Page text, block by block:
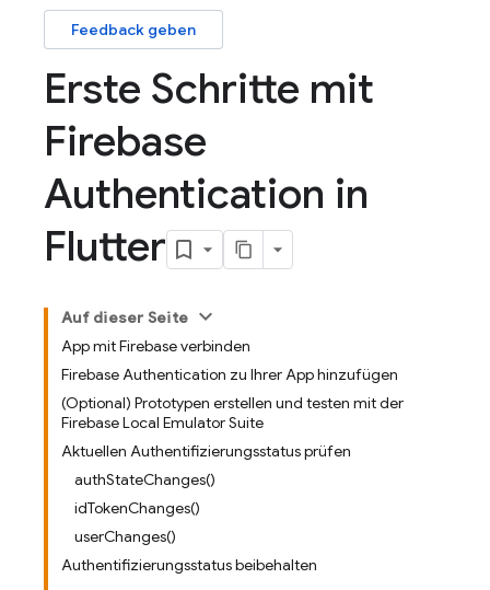
Feedback geben
Erste Schritte mit
Firebase
Authentication in
Flutter
Auf dieser Seite
App mit Firebase verbinden
Firebase Authentication zu Ihrer App hinzufügen
(Optional) Prototypen erstellen und testen mit der
Firebase Local Emulator Suite
Aktuellen Authentifizierungsstatus prüfen
authStateChanges()
idTokenChanges()
userChanges()
Authentifizierungsstatus beibehalten